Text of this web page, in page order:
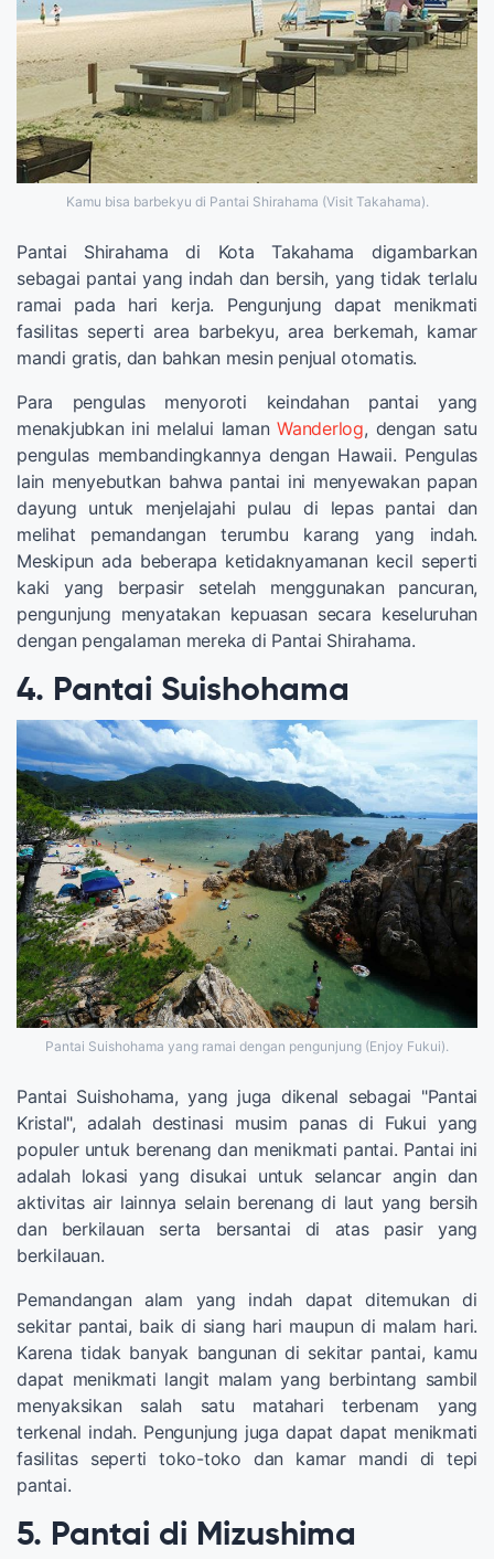
Kamu bisa barbekyu di Pantai Shirahama (Visit Takahama).
Pantai Shirahama di Kota Takahama digambarkan
sebagai pantai yang indah dan bersih, yang tidak terlalu
ramai pada hari kerja. Pengunjung dapat menikmati
fasilitas seperti area barbekyu, area berkemah, kamar
mandi gratis, dan bahkan mesin penjual otomatis.
Para pengulas menyoroti keindahan pantai yang
menakjubkan ini melalui lamanWanderlog, dengan satu
pengulas membandingkannya dengan Hawaii. Pengulas
lain menyebutkan bahwa pantai ini menyewakan papan
dayung untuk menjelajahi pulau di lepas pantai dan
melihat pemandangan terumbu karang yang indah.
Meskipun ada beberapa ketidaknyamanan kecil seperti
kaki yang berpasir setelah menggunakan pancuran,
pengunjung menyatakan kepuasan secara keseluruhan
dengan pengalaman mereka di Pantai Shirahama.
4. Pantai Suishohama
Pantai Suishohama yang ramai dengan pengunjung (Enjoy Fukui).
Pantai Suishohama, yang juga dikenal sebagai "Pantai
Kristal", adalah destinasi musim panas di Fukui yang
populer untuk berenang dan menikmati pantai. Pantai ini
adalah lokasi yang disukai untuk selancar angin dan
aktivitas air lainnya selain berenang di laut yang bersih
dan berkilauan serta bersantai di atas pasir yang
berkilauan.
Pemandangan alam yang indah dapat ditemukan di
sekitar pantai, baik di siang hari maupun di malam hari.
Karena tidak banyak bangunan di sekitar pantai, kamu
dapat menikmati langit malam yang berbintang sambil
menyaksikan salah satu matahari terbenam yang
terkenal indah. Pengunjung juga dapat dapat menikmati
fasilitas seperti toko-toko dan kamar mandi di tepi
pantai.
5. Pantai di Mizushima